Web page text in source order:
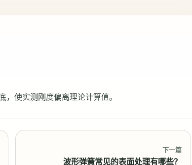
使实测刚度偏离理论计算值。
下一篇
波形弹簧常见的表面处理有哪些？